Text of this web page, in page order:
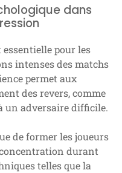
dans
pour les
intenses des matchs
permet aux
des revers, comme
un adversaire difficile.
de former les joueurs
durant
telles que la